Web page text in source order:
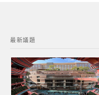
最新議題